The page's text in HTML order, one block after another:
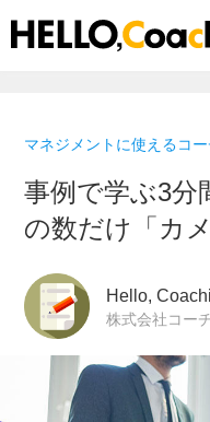
マネジメントに使えるコ
事例で学ぶ3
の数だけ「カ
Hello,
株式会社コー